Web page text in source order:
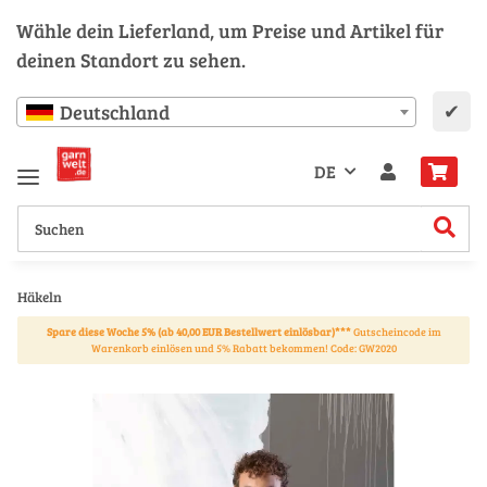
Wähle dein Lieferland, um Preise und Artikel für
deinen Standort zu sehen.
Deutschland ✔
DE
Häkeln
Spare diese Woche 5% (ab 40,00 EUR Bestellwert einlösbar)***Gutscheincode im
Warenkorb einlösen und 5% Rabatt bekommen! Code: GW2020